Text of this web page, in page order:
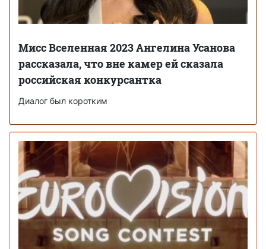
Мисс Вселенная 2023 Ангелина Усанова
рассказала, что вне камер ей сказала
российская конкурсантка
Диалог был коротким